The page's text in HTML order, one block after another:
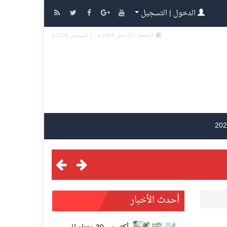
الدخول | التسجيل
الجمعة , 23 صفر 1448 هـ , 7 أغسطس 2026 م
أحدث الأخبار